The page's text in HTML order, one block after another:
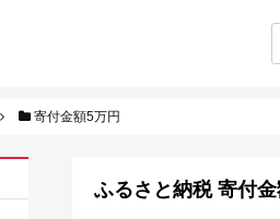
寄付金額5万円
ふるさと納税 寄付